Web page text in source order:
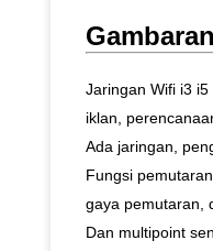
Jaringan Wifi i3
iklan,
Ada jaringan,
Fungsi
gaya pemutaran,
Dan multipoint